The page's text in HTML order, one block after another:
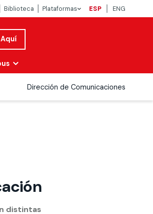
Biblioteca Plataformas ESP ENG
Dirección de Comunicaciones
distintas